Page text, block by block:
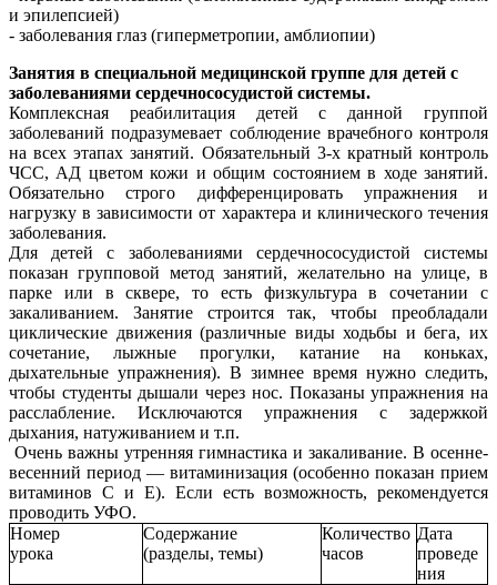
и эпилепсией)
- заболевания глаз (гиперметропии, амблиопии)
Занятия в специальной медицинской группе для детей с
заболеваниями сердечнососудистой системы.
Комплексная реабилитация детей с данной группой
заболеваний подразумевает соблюдение врачебного контроля
на всех этапах занятий. Обязательный 3-х кратный контроль
ЧСС, АД цветом кожи и общим состоянием в ходе занятий.
Обязательно строго дифференцировать упражнения и
нагрузку в зависимости от характера и клинического течения
заболевания.
Для детей с заболеваниями сердечнососудистой системы
показан групповой метод занятий, желательно на улице, в
парке или в сквере, то есть физкультура в сочетании с
закаливанием. Занятие строится так, чтобы преобладали
циклические движения (различные виды ходьбы и бега, их
сочетание, лыжные прогулки, катание на коньках,
дыхательные упражнения). В зимнее время нужно следить,
чтобы студенты дышали через нос. Показаны упражнения на
расслабление. Исключаются упражнения с задержкой
дыхания, натуживанием и т.п.
Очень важны утренняя гимнастика и закаливание. В осенне-
весенний период — витаминизация (особенно показан прием
витаминов С и Е). Если есть возможность, рекомендуется
проводить УФО.
Номер
урока
Содержание
(разделы, темы)
Количество
часов
Дата
проведе
ния